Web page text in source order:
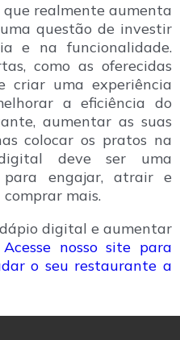
realmente aumenta
questão de investir
e na funcionalidade.
como as oferecidas
criar uma experiência
a eficiência do
aumentar as suas
colocar os pratos na
deve ser uma
para engajar, atrair e
mais.
digital e aumentar
Acesse nosso site para
o seu restaurante a